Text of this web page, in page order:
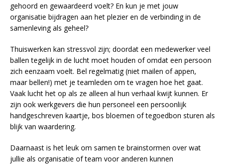
gehoord en gewaardeerd voelt? En kun je met jouw
organisatie bijdragen aan het plezier en de verbinding in de
samenleving als geheel?
Thuiswerken kan stressvol zijn; doordat een medewerker veel
ballen tegelijk in de lucht moet houden of omdat een persoon
zich eenzaam voelt. Bel regelmatig (niet mailen of appen,
maar bellen!) met je teamleden om te vragen hoe het gaat.
Vaak lucht het op als ze alleen al hun verhaal kwijt kunnen. Er
zijn ook werkgevers die hun personeel een persoonlijk
handgeschreven kaartje, bos bloemen of tegoedbon sturen als
blijk van waardering.
Daarnaast is het leuk om samen te brainstormen over wat
jullie als organisatie of team voor anderen kunnen